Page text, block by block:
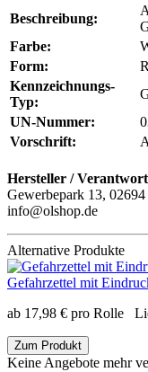
Beschreibung:
Farbe:
Form:
Kennzeichnungs-
Typ:
UN-Nummer:
Vorschrift:
Hersteller /
Gewerbepark 13,
info@olshop.de
Alternative Produkte
Gefahrzettel mit
ab 17,98 € pro Rolle
Zum Produkt
Keine Angebote mehr